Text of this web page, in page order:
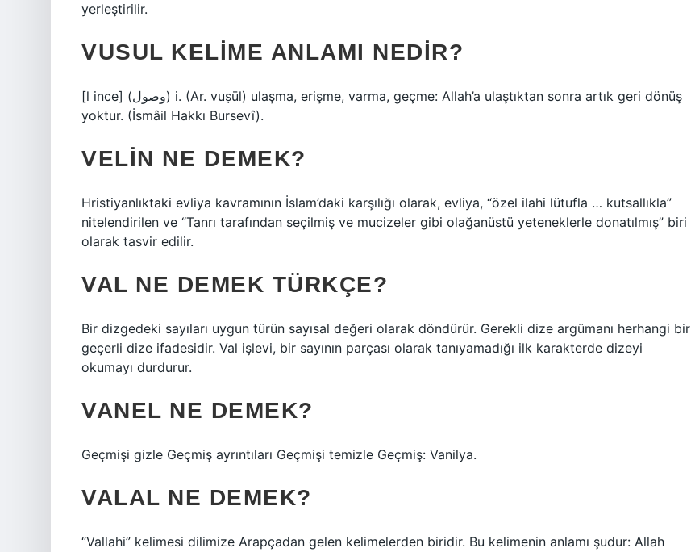
yerleştirilir.
VUSUL KELIME ANLAMI NEDIR?
[l ince] (ﻭﺻﻮﻝ) i. (Ar. vuṣūl) ulaşma, erişme, varma, geçme: Allah’a ulaştıktan sonra artık geri dönüş
yoktur. (İsmâil Hakkı Bursevî).
VELIN NE DEMEK?
Hristiyanlıktaki evliya kavramının İslam’daki karşılığı olarak, evliya, “özel ilahi lütufla … kutsallıkla”
nitelendirilen ve “Tanrı tarafından seçilmiş ve mucizeler gibi olağanüstü yeteneklerle donatılmış” biri
olarak tasvir edilir.
VAL NE DEMEK TÜRKÇE?
Bir dizgedeki sayıları uygun türün sayısal değeri olarak döndürür. Gerekli dize argümanı herhangi bir
geçerli dize ifadesidir. Val işlevi, bir sayının parçası olarak tanıyamadığı ilk karakterde dizeyi
okumayı durdurur.
VANEL NE DEMEK?
Geçmişi gizle Geçmiş ayrıntıları Geçmişi temizle Geçmiş: Vanilya.
VALAL NE DEMEK?
“Vallahi” kelimesi dilimize Arapçadan gelen kelimelerden biridir. Bu kelimenin anlamı şudur: Allah